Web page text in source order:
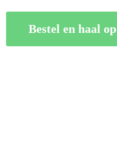
Bestel en haal op